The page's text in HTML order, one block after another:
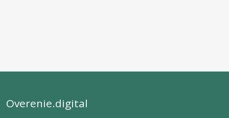
Overenie.digital